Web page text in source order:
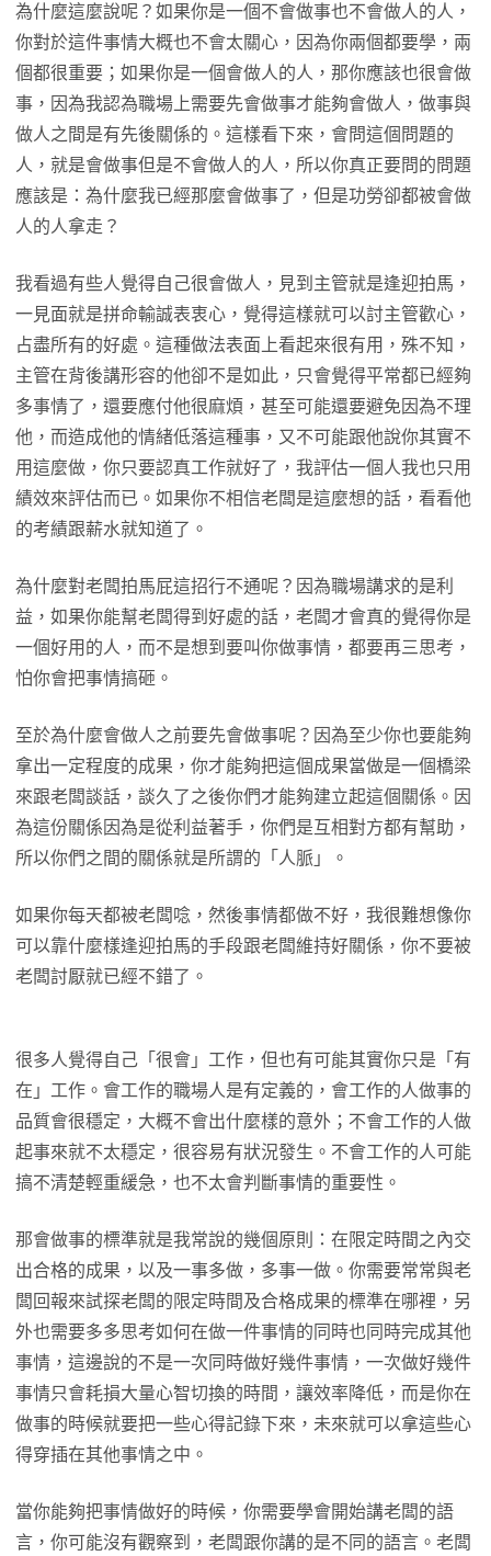
為什麼這麼說呢？如果你是一個不會做事也不會做人的人，
你對於這件事情大概也不會太關心，因為你兩個都要學，兩
個都很重要；如果你是一個會做人的人，那你應該也很會做
事，因為我認為職場上需要先會做事才能夠會做人，做事與
做人之間是有先後關係的。這樣看下來，會問這個問題的
人，就是會做事但是不會做人的人，所以你真正要問的問題
應該是：為什麼我已經那麼會做事了，但是功勞卻都被會做
人的人拿走？
我看過有些人覺得自己很會做人，見到主管就是逢迎拍馬，
一見面就是拼命輸誠表衷心，覺得這樣就可以討主管歡心，
占盡所有的好處。這種做法表面上看起來很有用，殊不知，
主管在背後講形容的他卻不是如此，只會覺得平常都已經夠
多事情了，還要應付他很麻煩，甚至可能還要避免因為不理
他，而造成他的情緒低落這種事，又不可能跟他說你其實不
用這麼做，你只要認真工作就好了，我評估一個人我也只用
績效來評估而已。如果你不相信老闆是這麼想的話，看看他
的考績跟薪水就知道了。
為什麼對老闆拍馬屁這招行不通呢？因為職場講求的是利
益，如果你能幫老闆得到好處的話，老闆才會真的覺得你是
一個好用的人，而不是想到要叫你做事情，都要再三思考，
怕你會把事情搞砸。
至於為什麼會做人之前要先會做事呢？因為至少你也要能夠
拿出一定程度的成果，你才能夠把這個成果當做是一個橋梁
來跟老闆談話，談久了之後你們才能夠建立起這個關係。因
為這份關係因為是從利益著手，你們是互相對方都有幫助，
所以你們之間的關係就是所謂的「人脈」。
如果你每天都被老闆唸，然後事情都做不好，我很難想像你
可以靠什麼樣逢迎拍馬的手段跟老闆維持好關係，你不要被
老闆討厭就已經不錯了。
很多人覺得自己「很會」工作，但也有可能其實你只是「有
在」工作。會工作的職場人是有定義的，會工作的人做事的
品質會很穩定，大概不會出什麼樣的意外；不會工作的人做
起事來就不太穩定，很容易有狀況發生。不會工作的人可能
搞不清楚輕重緩急，也不太會判斷事情的重要性。
那會做事的標準就是我常說的幾個原則：在限定時間之內交
出合格的成果，以及一事多做，多事一做。你需要常常與老
闆回報來試探老闆的限定時間及合格成果的標準在哪裡，另
外也需要多多思考如何在做一件事情的同時也同時完成其他
事情，這邊說的不是一次同時做好幾件事情，一次做好幾件
事情只會耗損大量心智切換的時間，讓效率降低，而是你在
做事的時候就要把一些心得記錄下來，未來就可以拿這些心
得穿插在其他事情之中。
當你能夠把事情做好的時候，你需要學會開始講老闆的語
言，你可能沒有觀察到，老闆跟你講的是不同的語言。老闆